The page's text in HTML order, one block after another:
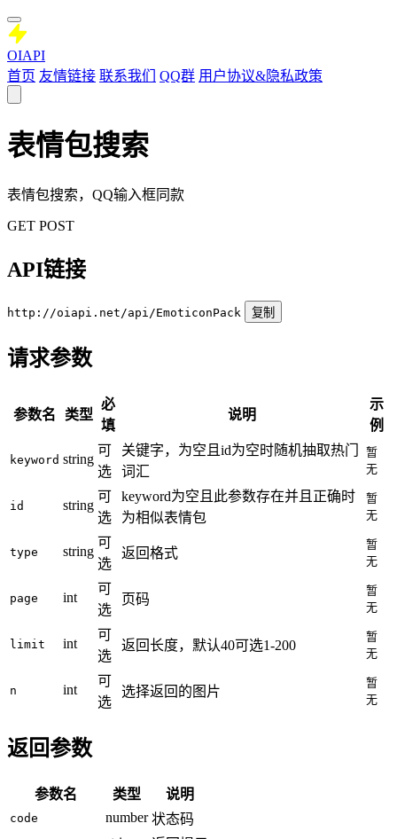
OIAPI
首页 友情链接 联系我们 QQ群 用户协议&隐私政策
表情包搜索
表情包搜索，QQ输入框同款
GET POST
API链接
http://oiapi.net/api/EmoticonPack 复制
请求参数
参数名 类型
必
填
说明
示
例
keyword string
可
选
关键字，为空且id为空时随机抽取热门
词汇
暂
无
id string
可
选
keyword为空且此参数存在并且正确时
为相似表情包
暂
无
type string
可
选
返回格式
暂
无
page int
可
选
页码
暂
无
limit int
可
选
返回长度，默认40可选1-200
暂
无
n int
可
选
选择返回的图片
暂
无
返回参数
参数名 类型 说明
code number 状态码